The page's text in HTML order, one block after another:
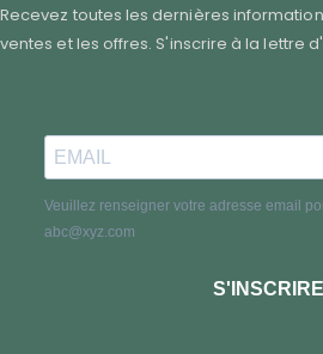
Recevez toutes les dernières
ventes et les offres. S'inscrire à la lettre
Veuillez renseigner votre adresse email
abc@xyz.com
S'INSCRIRE